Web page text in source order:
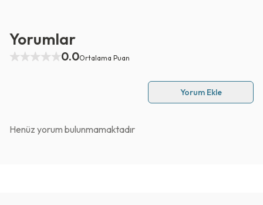
Yorumlar
0.0Ortalama Puan
Yorum Ekle
Henüz yorum bulunmamaktadır